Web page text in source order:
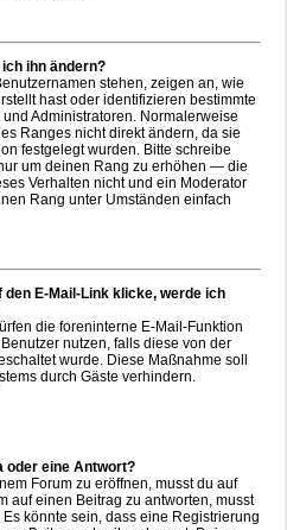
ihn ändern?
stehen, zeigen an, wie
hast oder identifizieren bestimmte
Administratoren. Normalerweise
Ranges nicht direkt ändern, da sie
festgelegt wurden. Bitte schreibe
um deinen Rang zu erhöhen — die
Verhalten nicht und ein Moderator
Rang unter Umständen einfach
E-Mail-Link klicke, werde ich
die foreninterne E-Mail-Funktion
nutzen, falls diese von der
wurde. Diese Maßnahme soll
durch Gäste verhindern.
oder eine Antwort?
Forum zu eröffnen, musst du auf
auf einen Beitrag zu antworten, musst
Es könnte sein, dass eine Registrierung